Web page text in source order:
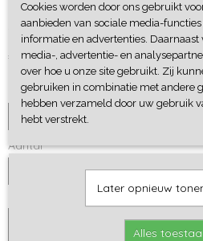
Amandine -
€ 24,99
Cadeaupapier
Aantal
IN WINKELWAGEN
Cookies worden door ons gebruikt
aanbieden van sociale media-
informatie en advertenties.
media-, advertentie- en
over hoe u onze site gebruikt. Zij
gebruiken in combinatie met andere
hebben verzameld door uw gebruik
hebt verstrekt.
Later opnieuw
Alles